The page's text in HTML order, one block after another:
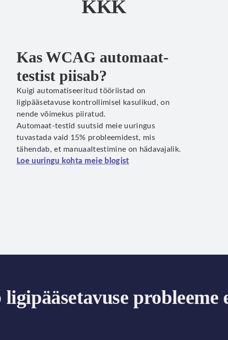
KKK
Kas WCAG automaat-
testist piisab?
Kuigi automatiseeritud tööriistad on
ligipääsetavuse kontrollimisel kasulikud, on
nende võimekus piiratud.
Automaat-testid suutsid meie uuringus
tuvastada vaid 15% probleemidest, mis
tähendab, et manuaaltestimine on hädavajalik.
Loe uuringu kohta meie blogist
probleeme